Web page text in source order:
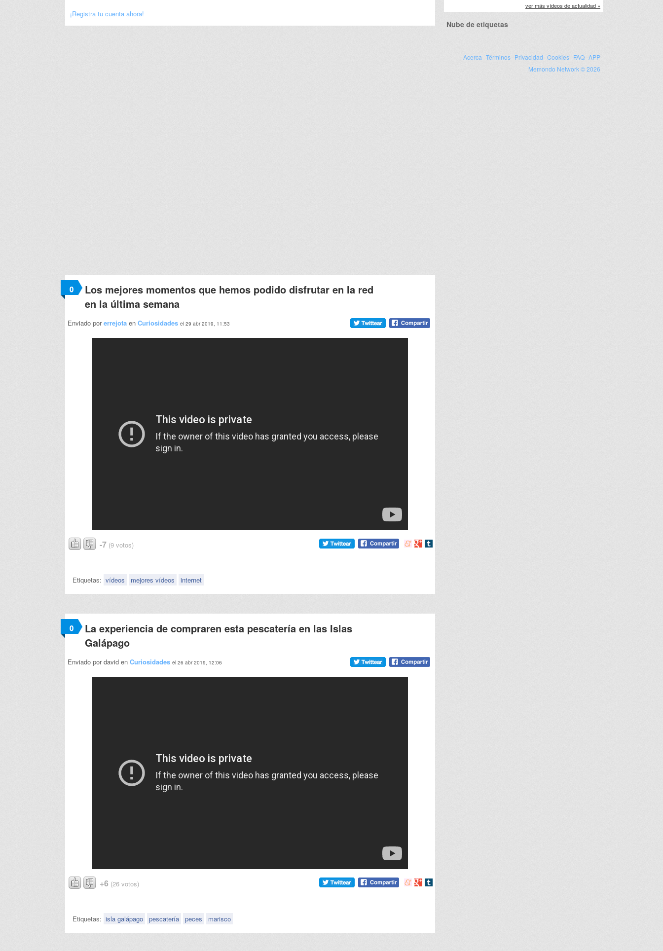
¡Registra tu cuenta ahora!
0
Los mejores momentos que hemos podido disfrutar en la red
en la última semana
Enviado porerrejota en Curiosidades el 29 abr 2019, 11:53
-7 (9 votos)
Compartir
Compartir
Compartir
Etiquetas: vídeos mejores vídeos internet
0
La experiencia de compraren esta pescatería en las Islas
Galápago
Enviado por david en Curiosidades el 26 abr 2019, 12:06
+6 (26 votos)
Compartir
Compartir
Compartir
Etiquetas: isla galápago pescatería peces marisco
ver más vídeos de actualidad »
Nube de etiquetas
Acerca Términos Privacidad Cookies FAQ APP
Memondo Network © 2026